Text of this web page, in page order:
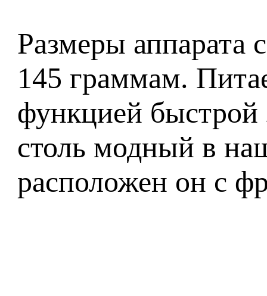
Размеры аппарата
145 граммам.
функцией быстрой
столь модный в
расположен он с